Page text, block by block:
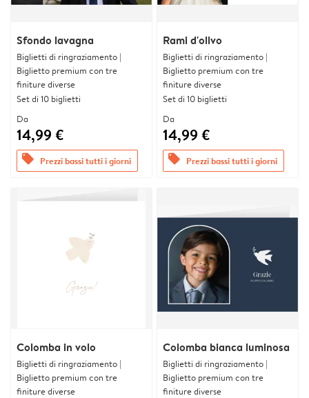
Sfondo lavagna
Biglietti di ringraziamento |
Biglietto premium con tre
finiture diverse
Set di 10 biglietti
Da
14,99 €
offers Prezzi bassi tutti i giorni
Rami d'olivo
Biglietti di ringraziamento |
Biglietto premium con tre
finiture diverse
Set di 10 biglietti
Da
14,99 €
offers Prezzi bassi tutti i giorni
Colomba in volo
Biglietti di ringraziamento |
Biglietto premium con tre
finiture diverse
Colomba bianca luminosa
Biglietti di ringraziamento |
Biglietto premium con tre
finiture diverse